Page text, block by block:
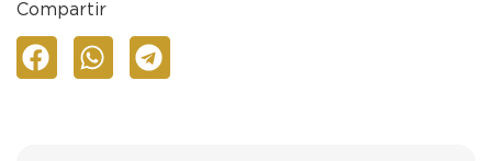
Compartir